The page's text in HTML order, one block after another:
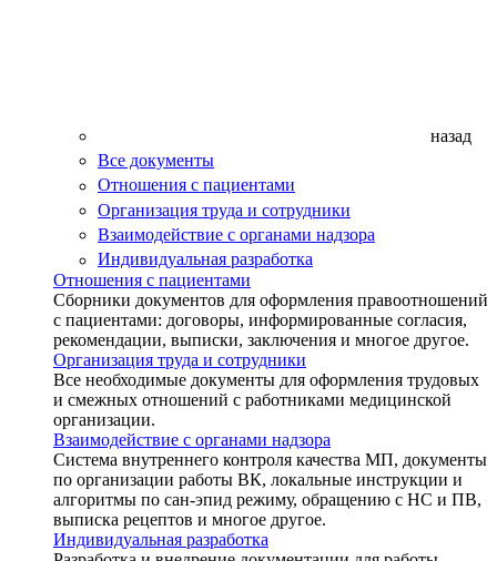
назад
Все документы
Отношения с пациентами
Организация труда и сотрудники
Взаимодействие с органами надзора
Индивидуальная разработка
Отношения с пациентами
Сборники документов для оформления правоотношений
с пациентами: договоры, информированные согласия,
рекомендации, выписки, заключения и многое другое.
Организация труда и сотрудники
Все необходимые документы для оформления трудовых
и смежных отношений с работниками медицинской
организации.
Взаимодействие с органами надзора
Система внутреннего контроля качества МП, документы
по организации работы ВК, локальные инструкции и
алгоритмы по сан-эпид режиму, обращению с НС и ПВ,
выписка рецептов и многое другое.
Индивидуальная разработка